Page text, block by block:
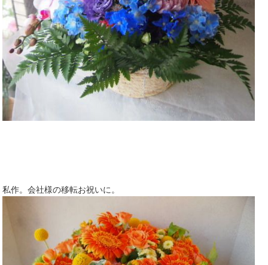
私作。会社様の移転お祝いに。